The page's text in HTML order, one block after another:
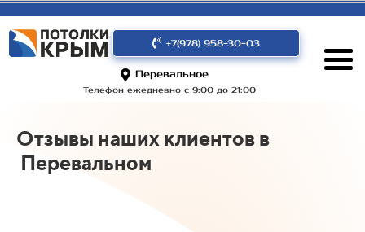
+7(978) 958-30-03
Перевальное
Телефон ежедневно с 9:00 до 21:00
Отзывы наших клиентов в
Перевальном